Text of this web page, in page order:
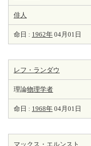
俳人
命日 : 1962年 04月01日
レフ・ランダウ
理論物理学者
命日 : 1968年 04月01日
マックス・エルンスト